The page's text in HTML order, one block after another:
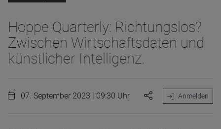
Hoppe Quarterly: Richtungslos?
Zwischen Wirtschaftsdaten und
künstlicher Intelligenz.
07. September 2023 | 09:30 Uhr Anmelden